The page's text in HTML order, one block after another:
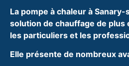
La pompe à chaleur à
solution de chauffage de plus
les particuliers et les
Elle présente de nombreux